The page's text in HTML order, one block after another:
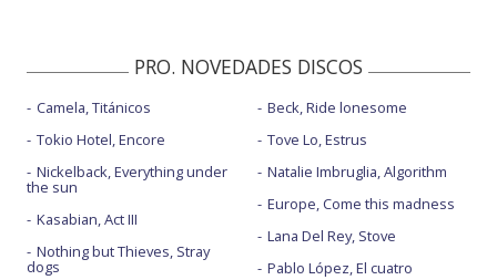
PRO. NOVEDADES DISCOS
Camela, Titánicos
Tokio Hotel, Encore
Nickelback, Everything under
the sun
Kasabian, Act III
Nothing but Thieves, Stray
dogs
Beck, Ride lonesome
Tove Lo, Estrus
Natalie Imbruglia, Algorithm
Europe, Come this madness
Lana Del Rey, Stove
Pablo López, El cuatro